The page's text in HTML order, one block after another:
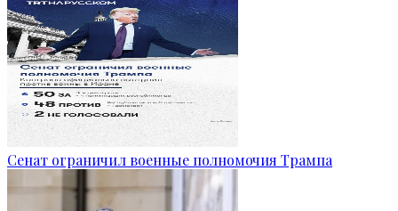
Сенат ограничил военные полномочия Трампа